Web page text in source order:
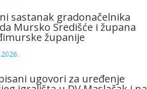
sastanak gradonačelnika
Mursko Središće i župana
županije
ugovori za uređenje